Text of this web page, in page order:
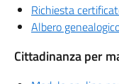
Richiesta
Albero
Cittadinanza per